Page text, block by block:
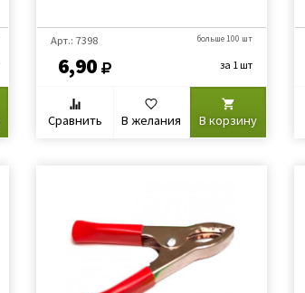
Арт.: 7398
6,90
больше 100 шт
за 1 шт
Сравнить В желания В корзину